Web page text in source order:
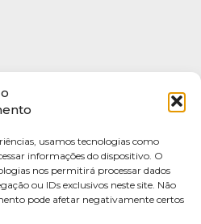
usamos tecnologias como
informações do dispositivo. O
nos permitirá processar dados
ou IDs exclusivos neste site. Não
pode afetar negativamente certos